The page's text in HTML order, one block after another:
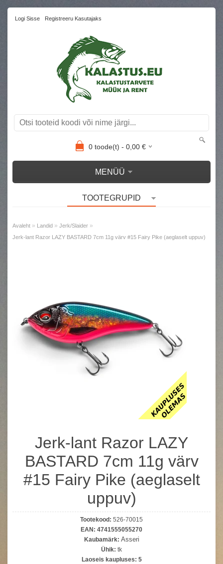
Logi Sisse Registreeru Kasutajaks
0toode(t) - 0,00€
MENÜÜ
TOOTEGRUPID
Avaleht » Landid » Jerk/Slaider »
Jerk-lant Razor LAZY BASTARD 7cm 11g värv #15 Fairy Pike (aeglaselt uppuv)
Jerk-lant Razor LAZY
BASTARD 7cm 11g värv
#15 Fairy Pike (aeglaselt
uppuv)
Tootekood: 526-70015
EAN: 4741555055270
Kaubamärk: Asseri
Ühik: tk
Laoseis kaupluses: 5